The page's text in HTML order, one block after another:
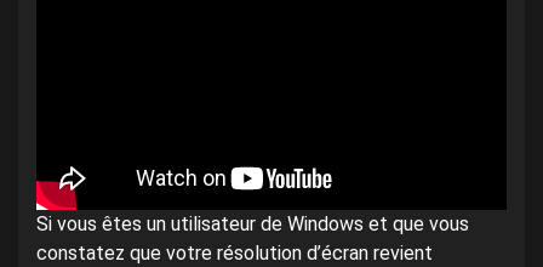
Si vous êtes un utilisateur de Windows et que vous
constatez que votre résolution d’écran revient